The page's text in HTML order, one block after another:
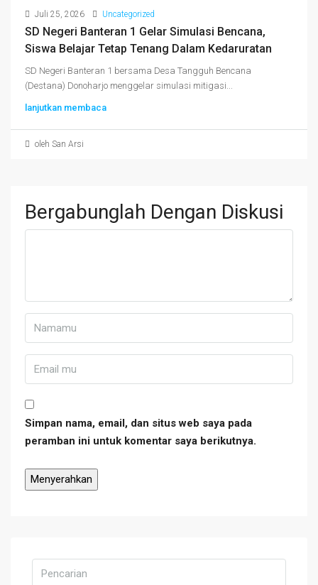
Juli 25, 2026 Uncategorized
SD Negeri Banteran 1 Gelar Simulasi Bencana,
Siswa Belajar Tetap Tenang Dalam Kedaruratan
SD Negeri Banteran 1 bersama Desa Tangguh Bencana
(Destana) Donoharjo menggelar simulasi mitigasi...
lanjutkan membaca
oleh San Arsi
Bergabunglah Dengan Diskusi
Simpan nama, email, dan situs web saya pada
peramban ini untuk komentar saya berikutnya.